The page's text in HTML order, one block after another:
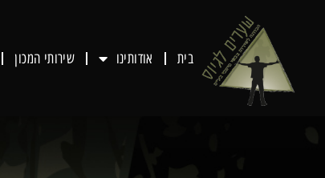
בית אודותינו שירותי המכון